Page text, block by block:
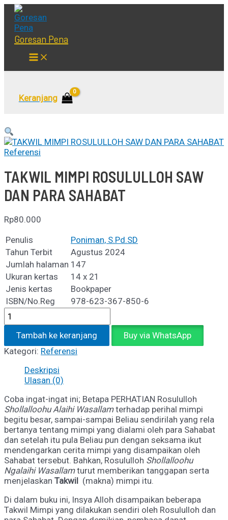
Lewati
konten
Goresan Pena
Main
Menu
Keranjang
Referensi
TAKWIL MIMPI ROSULULLOH SAW
DAN PARA SAHABAT
Rp80.000
Penulis
Poniman, S.Pd.SD
Tahun Terbit
Agustus 2024
Jumlah halaman 147
Ukuran kertas
14 x 21
Jenis kertas
Bookpaper
ISBN/No.Reg
978-623-367-850-6
Kuantitas
TAKWIL
MIMPI
ROSULULLOH
SAW
SAHABAT
Tambah ke keranjang
Buy via WhatsApp
Kategori: Referensi
Deskripsi
Ulasan (0)
Coba ingat-ingat ini; Betapa PERHATIAN Rosululloh
Shollalloohu Alaihi Wasallamterhadap perihal mimpi
begitu besar, sampai-sampai Beliau sendirilah yang rela
bertanya tentang mimpi yang dialami oleh para Sahabat
dan setelah itu pula Beliau pun dengan seksama ikut
mendengarkan cerita mimpi yang disampaikan oleh
Sahabat tersebut. Bahkan, Rosululloh Shollalloohu
Ngalaihi Wasallamturut memberikan tanggapan serta
menjelaskan Takwil (makna) mimpi itu.
Di dalam buku ini, Insya Alloh disampaikan beberapa
Takwil Mimpi yang dilakukan sendiri oleh Rosululloh dan